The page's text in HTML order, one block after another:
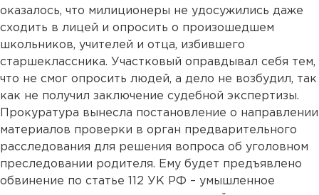
оказалось, что милиционеры не удосужились даже
сходить в лицей и опросить о произошедшем
школьников, учителей и отца, избившего
старшеклассника. Участковый оправдывал себя тем,
что не смог опросить людей, а дело не возбудил, так
как не получил заключение судебной экспертизы.
Прокуратура вынесла постановление о направлении
материалов проверки в орган предварительного
расследования для решения вопроса об уголовном
преследовании родителя. Ему будет предъявлено
обвинение по статье 112 УК РФ – умышленное